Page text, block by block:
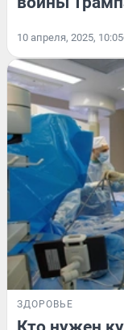
10 апреля, 2025, 10:05
ЗДОРОВЬЕ